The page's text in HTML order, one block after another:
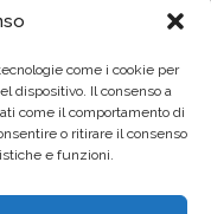
come i cookie per
dispositivo. Il consenso a
come il comportamento di
o ritirare il consenso
e funzioni.